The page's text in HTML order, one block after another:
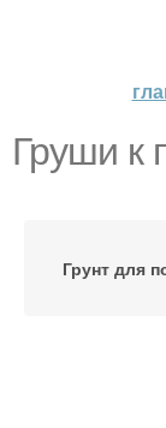
Груши к
Грунт для